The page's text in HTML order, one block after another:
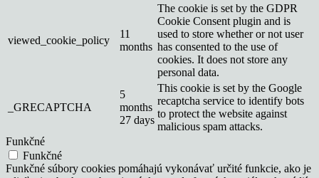
viewed_cookie_policy
11
months
The cookie is set by the GDPR
Cookie Consent plugin and is
used to store whether or not user
has consented to the use of
cookies. It does not store any
personal data.
_GRECAPTCHA
5
months
27 days
This cookie is set by the Google
recaptcha service to identify bots
to protect the website against
malicious spam attacks.
Funkčné
Funkčné
Funkčné súbory cookies pomáhajú vykonávať určité funkcie, ako je